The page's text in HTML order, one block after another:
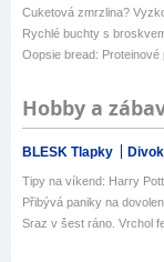
Cuketová zmrzlina?
Rychlé buchty s
Oopsie bread: Proteinové
Hobby a
BLESK Tlapky
Tipy na víkend: Harry
Přibývá paniky na
Sraz v šest ráno. Vrchol